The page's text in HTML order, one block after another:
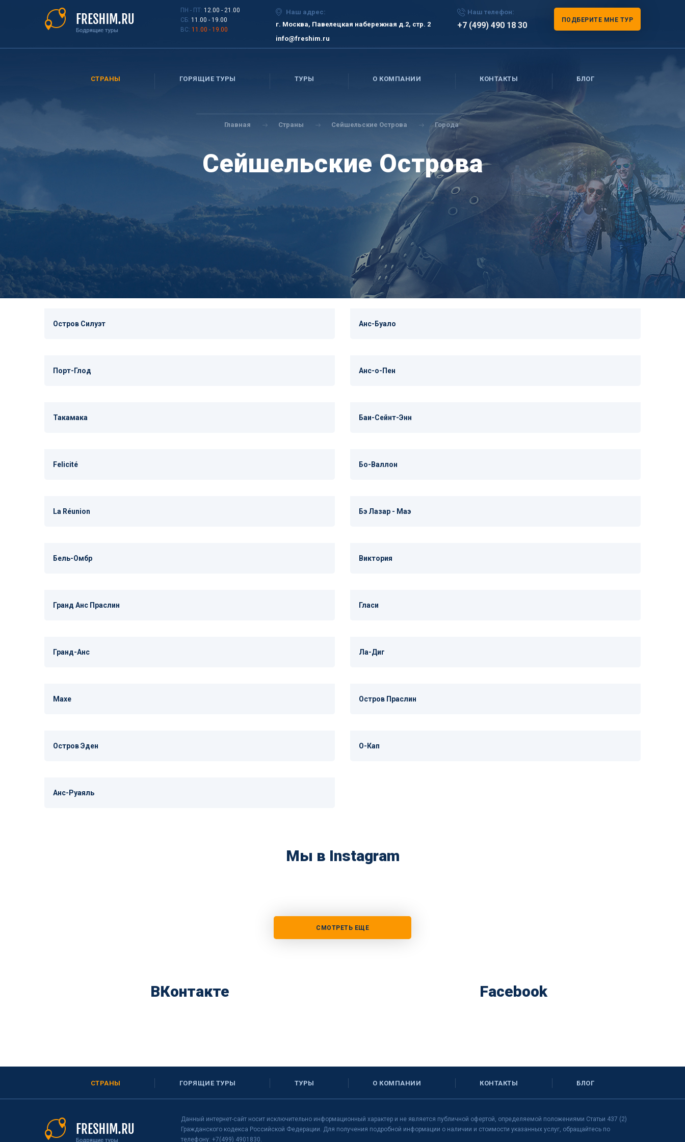
ПН - ПТ: 12.00 - 21.00
СБ: 11.00 - 19.00
ВС: 11.00 - 19.00
Наш адрес:
г. Москва, Павелецкая набережная д.2, стр. 2
info@freshim.ru
Наш телефон:
+7 (499) 490 18 30
ПОДБЕРИТЕ МНЕ ТУР
СТРАНЫ ГОРЯЩИЕ ТУРЫ ТУРЫ О КОМПАНИИ КОНТАКТЫ БЛОГ
Вы
здесь
Главная Страны Сейшельские Острова Города
Сейшельские Острова
Остров Силуэт Анс-Буало
Порт-Глод Анс-о-Пен
Такамака Баи-Сейнт-Энн
Felicité Бо-Валлон
La Réunion Бэ Лазар - Маэ
Бель-Омбр Виктория
Гранд Анс Праслин Гласи
Гранд-Анс Ла-Диг
Махе Остров Праслин
Остров Эден О-Кап
Анс-Руаяль
Мы в Instagram
СМОТРЕТЬ ЕЩЕ
ВКонтакте Facebook
СТРАНЫ ГОРЯЩИЕ ТУРЫ ТУРЫ О КОМПАНИИ КОНТАКТЫ БЛОГ
Данный интернет-сайт носит исключительно информационный характер и не является публичной офертой, определяемой положениями Статьи 437 (2)
Гражданского кодекса Российской Федерации. Для получения подробной информации о наличии и стоимости указанных услуг, обращайтесь по
телефону: +7(499) 4901830.